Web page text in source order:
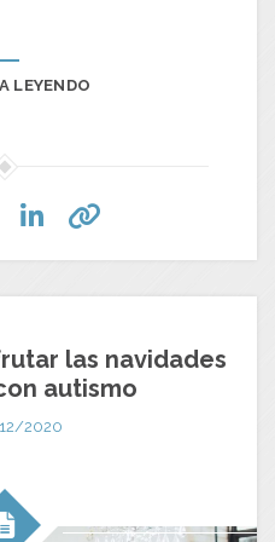
LEYENDO
las navidades
autismo
2020